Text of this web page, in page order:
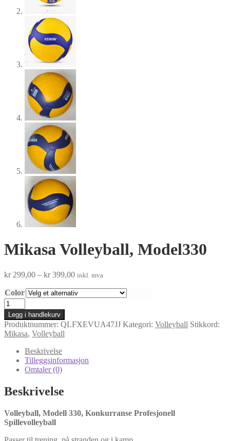
Mikasa Volleyball, Model330
kr299,00 – kr399,00Prisområde:
til
inkl. mva
Color
Mikasa
Volleyball,
Model330
antall
Legg i handlekurv
Produktnummer: QLFXEVUA47JJ Kategori: Volleyball Stikkord:
Mikasa, Volleyball
Beskrivelse
Tilleggsinformasjon
Omtaler (0)
Beskrivelse
Volleyball, Modell 330, Konkurranse Profesjonell
Spillevolleyball